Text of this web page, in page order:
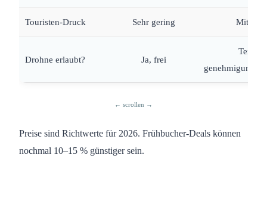
Touristen-Druck Sehr gering Mittel
Drohne erlaubt? Ja, frei
Teils
Preise sind Richtwerte für 2026. Frühbucher-Deals können
nochmal 10–15 % günstiger sein.